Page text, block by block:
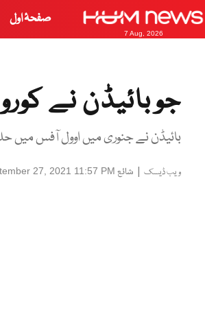
7 Aug, 2026
صفحۂ اول
جوبائیڈن نے
بائیڈن نے جنوری میں اوول آفس میں حلف اٹھانے سے قبل
ویب ڈیسک | شائع 27, 2021 11:57 PM